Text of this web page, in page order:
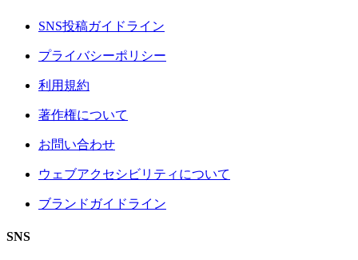
SNS投稿ガイドライン
プライバシーポリシー
利用規約
著作権について
お問い合わせ
ウェブアクセシビリティについて
ブランドガイドライン
SNS